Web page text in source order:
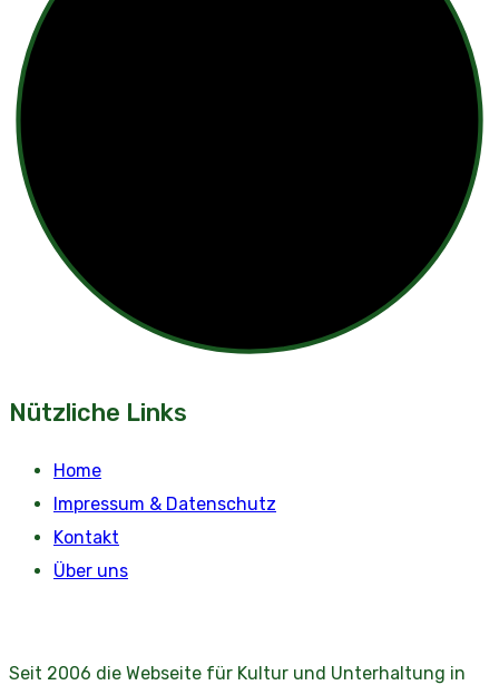
Nützliche Links
Home
Impressum & Datenschutz
Kontakt
Über uns
Seit 2006 die Webseite für Kultur und Unterhaltung in